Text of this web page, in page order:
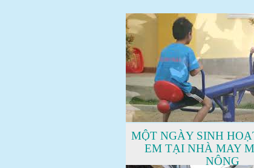
MỘT NGÀY SINH
EM TẠI NHÀ MAY
NÔNG